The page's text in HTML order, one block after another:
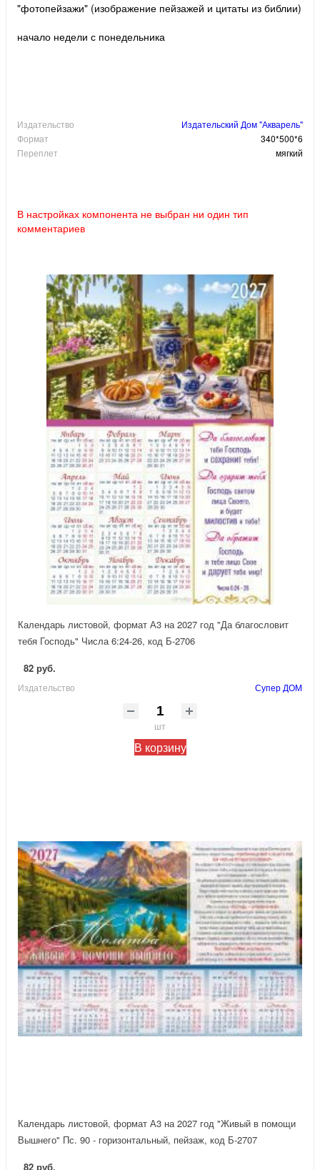
"фотопейзажи" (изображение пейзажей и цитаты из библии)
начало недели с понедельника
Издательство
Издательский Дом "Акварель"
Формат
340*500*6
Переплет
мягкий
В настройках компонента не выбран ни один тип
комментариев
Календарь листовой, формат А3 на 2027 год "Да благословит
тебя Господь" Числа 6:24-26, код Б-2706
82 руб.
Издательство Супер ДОМ
шт
В корзину
Календарь листовой, формат А3 на 2027 год "Живый в помощи
Вышнего" Пс. 90 - горизонтальный, пейзаж, код Б-2707
82 руб.